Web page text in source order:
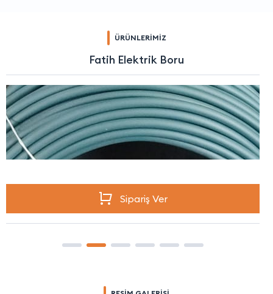
ÜRÜNLERİMİZ
Fatih Elektrik Boru
Sipariş Ver